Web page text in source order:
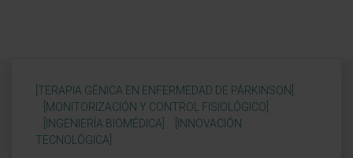
[TERAPIA GÉNICA EN ENFERMEDAD DE PÁRKINSON]
[MONITORIZACIÓN Y CONTROL FISIOLÓGICO]
[INGENIERÍA BIOMÉDICA]
[INNOVACIÓN
TECNOLÓGICA]